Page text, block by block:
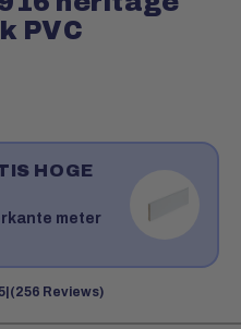
PVC
HOGE
meter
(256 Reviews)